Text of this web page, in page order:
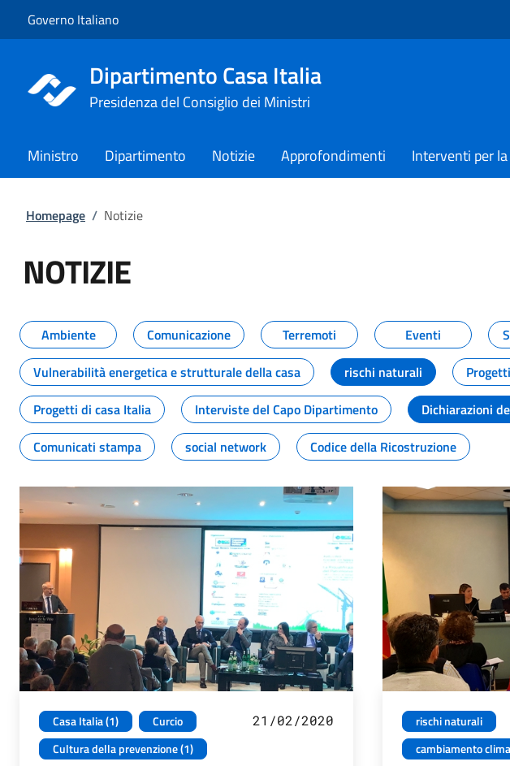
Governo Italiano
Dipartimento Casa Italia
Presidenza del Consiglio dei Ministri
Ministro Dipartimento Notizie Approfondimenti Interventi per
Homepage / Notizie
NOTIZIE
Tutti i contenuti della pagina NOTIZIE
Ambiente Comunicazione Terremoti Eventi
Vulnerabilità energetica e strutturale della casa
rischi naturali
Progetti di casa Italia
Interviste del Capo Dipartimento Dichiarazioni
Comunicati stampa
social network Codice della Ricostruzione
Casa Italia (1)
Curcio
Cultura della prevenzione (1)
21/02/2020
rischi naturali
cambiamento